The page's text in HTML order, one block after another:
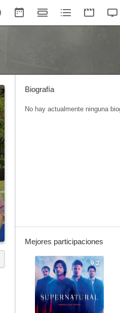
Biografía
No hay actualmente ninguna
Mejores participaciones
9.2